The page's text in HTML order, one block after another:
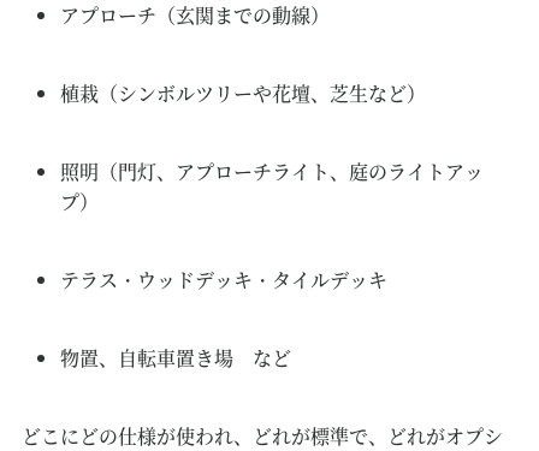
アプローチ（玄関までの動線）
植栽（シンボルツリーや花壇、芝生など）
照明（門灯、アプローチライト、庭のライトアッ
プ）
テラス・ウッドデッキ・タイルデッキ
物置、自転車置き場 など
どこにどの仕様が使われ、どれが標準で、どれがオプシ